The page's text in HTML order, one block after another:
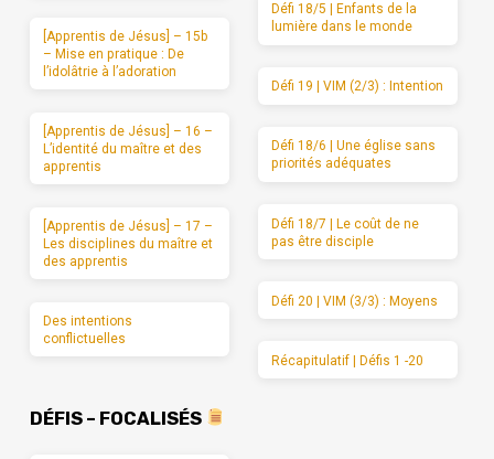
[Apprentis de Jésus] – 15b
– Mise en pratique : De
l’idolâtrie à l’adoration
[Apprentis de Jésus] – 16 –
L’identité du maître et des
apprentis
[Apprentis de Jésus] – 17 –
Les disciplines du maître et
des apprentis
Des intentions
conflictuelles
Défi 18/5 | Enfants de la
lumière dans le monde
Défi 19 | VIM (2/3) : Intention
Défi 18/6 | Une église sans
priorités adéquates
Défi 18/7 | Le coût de ne
pas être disciple
Défi 20 | VIM (3/3) : Moyens
Récapitulatif | Défis 1 -20
DÉFIS – FOCALISÉS